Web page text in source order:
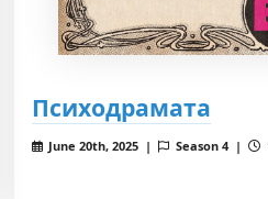
Психодрамата
June 20th, 2025 | Season 4 |